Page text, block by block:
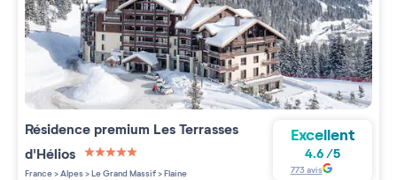
Résidence premium Les Terrasses
d'Hélios
5 étoiles sur 5
France>Alpes>Le Grand Massif>Flaine
Excellent
4.6/5
773avis